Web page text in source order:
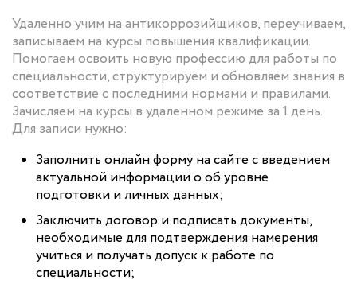
Удаленно учим на антикоррозийщиков, переучиваем,
записываем на курсы повышения квалификации.
Помогаем освоить новую профессию для работы по
специальности, структурируем и обновляем знания в
соответствие с последними нормами и правилами.
Зачисляем на курсы в удаленном режиме за 1 день.
Для записи нужно:
Заполнить онлайн форму на сайте с введением
актуальной информации о об уровне
подготовки и личных данных;
Заключить договор и подписать документы,
необходимые для подтверждения намерения
учиться и получать допуск к работе по
специальности;